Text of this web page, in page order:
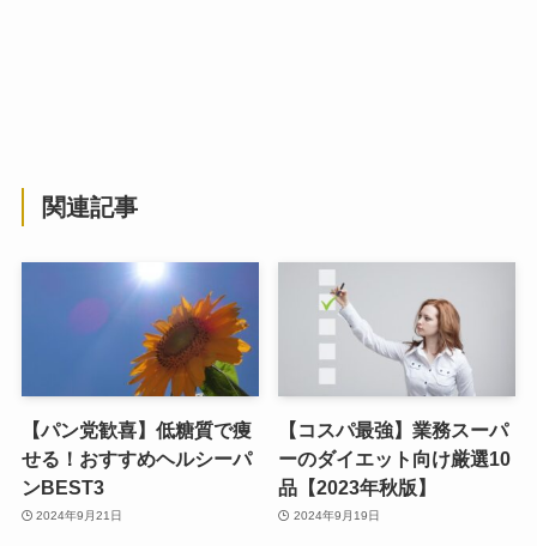
関連記事
【パン党歓喜】低糖質で痩
せる！おすすめヘルシーパ
ンBEST3
2024年9月21日
【コスパ最強】業務スーパ
ーのダイエット向け厳選10
品【2023年秋版】
2024年9月19日